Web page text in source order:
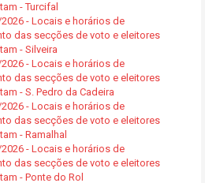
- Turcifal
- Locais e horários de
das secções de voto e eleitores
- Silveira
- Locais e horários de
das secções de voto e eleitores
- S. Pedro da Cadeira
- Locais e horários de
das secções de voto e eleitores
- Ramalhal
- Locais e horários de
das secções de voto e eleitores
- Ponte do Rol